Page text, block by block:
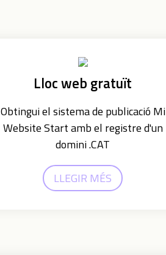
Lloc web gratuït
Obtingui el sistema de publicació Mi
Website Start amb el registre d'un
domini .CAT
LLEGIR MÉS